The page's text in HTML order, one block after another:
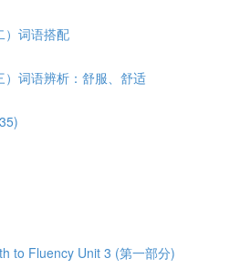
）词语搭配
）词语辨析：舒服、舒适
to Fluency Unit 3 (第一部分)